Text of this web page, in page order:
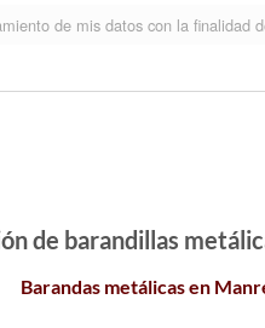
de mis datos con la finalidad
de barandillas
Barandas metálicas en